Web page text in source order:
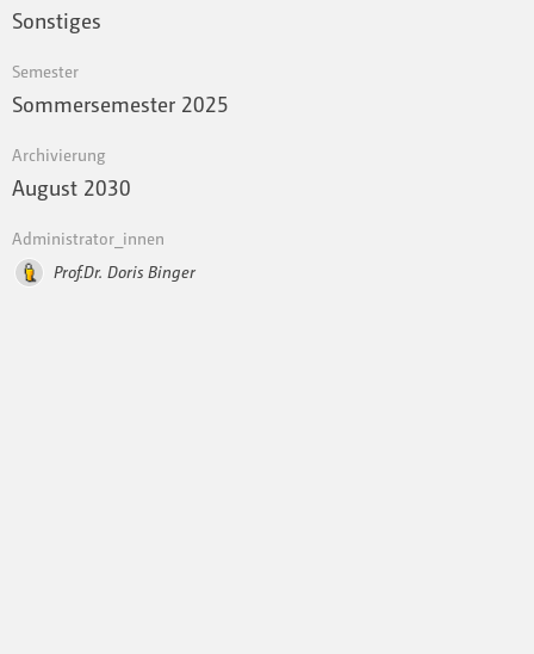
Sonstiges
Semester
Sommersemester 2025
Archivierung
August 2030
Administrator_innen
Prof.Dr. Doris Binger